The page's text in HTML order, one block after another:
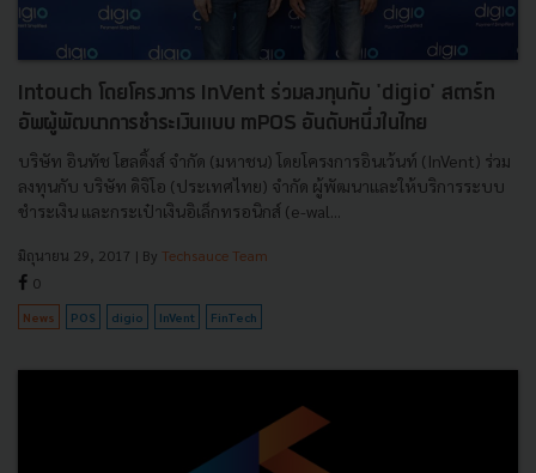
Intouch โดยโครงการ InVent ร่วมลงทุนกับ 'digio' สตาร์ท
อัพผู้พัฒนาการชำระเงินแบบ mPOS อันดับหนึ่งในไทย
บริษัท อินทัช โฮลดิ้งส์ จำกัด (มหาชน) โดยโครงการอินเว้นท์ (InVent) ร่วม
ลงทุนกับ บริษัท ดิจิโอ (ประเทศไทย) จำกัด ผู้พัฒนาและให้บริการระบบ
ชำระเงิน และกระเป๋าเงินอิเล็กทรอนิกส์ (e-wal...
มิถุนายน 29, 2017 | By Techsauce Team
0
News POS digio InVent FinTech